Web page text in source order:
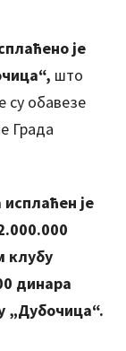
је
, што
су обавезе
Града
је
клубу
динара
„Дубочица“.